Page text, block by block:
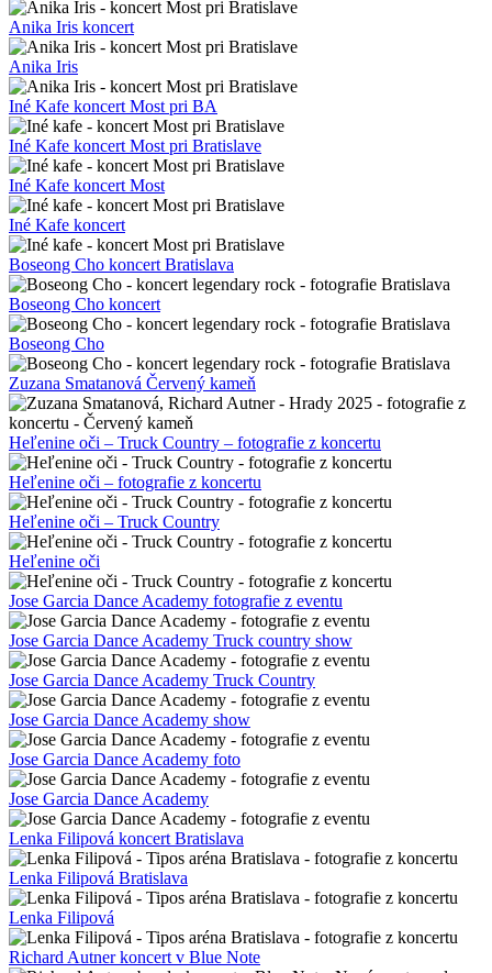
Anika Iris koncert
Anika Iris
Iné Kafe koncert Most pri BA
Iné Kafe koncert Most pri Bratislave
Iné Kafe koncert Most
Iné Kafe koncert
Boseong Cho koncert Bratislava
Boseong Cho koncert
Boseong Cho
Zuzana Smatanová Červený kameň
Heľenine oči – Truck Country – fotografie z koncertu
Heľenine oči – fotografie z koncertu
Heľenine oči – Truck Country
Heľenine oči
Jose Garcia Dance Academy fotografie z eventu
Jose Garcia Dance Academy Truck country show
Jose Garcia Dance Academy Truck Country
Jose Garcia Dance Academy show
Jose Garcia Dance Academy foto
Jose Garcia Dance Academy
Lenka Filipová koncert Bratislava
Lenka Filipová Bratislava
Lenka Filipová
Richard Autner koncert v Blue Note